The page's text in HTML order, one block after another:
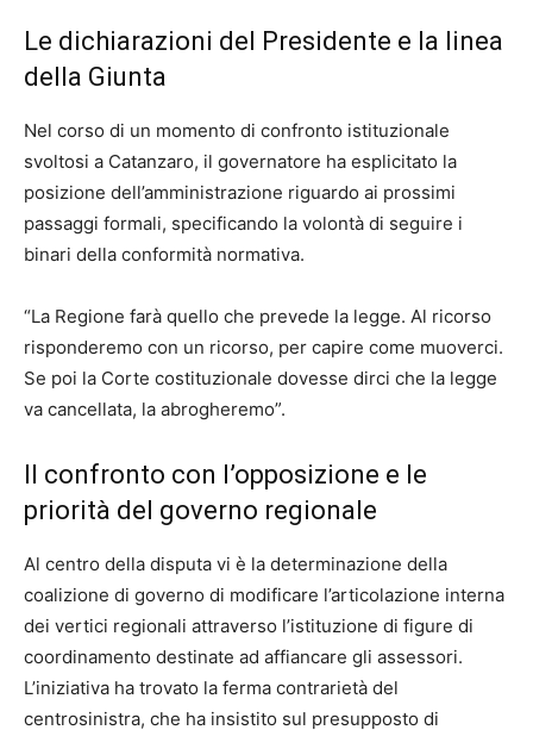
Le dichiarazioni del Presidente e la linea
della Giunta
Nel corso di un momento di confronto istituzionale
svoltosi a Catanzaro, il governatore ha esplicitato la
posizione dell’amministrazione riguardo ai prossimi
passaggi formali, specificando la volontà di seguire i
binari della conformità normativa.
“La Regione farà quello che prevede la legge. Al ricorso
risponderemo con un ricorso, per capire come muoverci.
Se poi la Corte costituzionale dovesse dirci che la legge
va cancellata, la abrogheremo”.
Il confronto con l’opposizione e le
priorità del governo regionale
Al centro della disputa vi è la determinazione della
coalizione di governo di modificare l’articolazione interna
dei vertici regionali attraverso l’istituzione di figure di
coordinamento destinate ad affiancare gli assessori.
L’iniziativa ha trovato la ferma contrarietà del
centrosinistra, che ha insistito sul presupposto di